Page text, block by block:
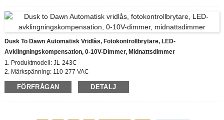
6. Överensstämmande standard: CE, ROHS, UL
Dusk To Dawn Automatisk Vridlås, Fotokontrollbrytare, LED-
Avklingningskompensation, 0-10V-Dimmer, Midnattsdimmer
1. Produktmodell: JL-243C
2. Märkspänning: 110-277 VAC
3. På / AV Luxnivå: 50 Lx
4. IP-klassificering: IP65, IP67
FÖRFRÅGAN DETALJ